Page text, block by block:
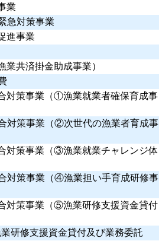
業
急対策事業
進事業
業共済掛金助成事業）
対策事業（①漁業就業者確保育成事
対策事業（②次世代の漁業者育成事
対策事業（③漁業就業チャレンジ体
対策事業（④漁業担い手育成研修事
対策事業（⑤漁業研修支援資金貸付
研修支援資金貸付及び業務委託